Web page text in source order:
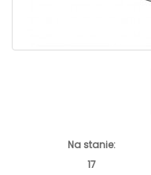
Na stanie:
17